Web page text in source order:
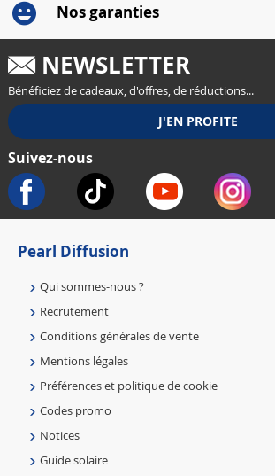
Nos garanties
NEWSLETTER
Bénéficiez de cadeaux, d'offres, de réductions...
Suivez-nous
Pearl Diffusion
Qui sommes-nous ?
Recrutement
Conditions générales de vente
Mentions légales
Préférences et politique de cookie
Codes promo
Notices
Guide solaire